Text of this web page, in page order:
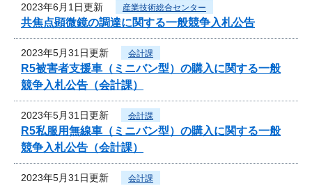
2023年6月1日更新 産業技術総合センター
共焦点顕微鏡の調達に関する一般競争入札公告
2023年5月31日更新 会計課
R5被害者支援車（ミニバン型）の購入に関する一般
競争入札公告（会計課）
2023年5月31日更新 会計課
R5私服用無線車（ミニバン型）の購入に関する一般
競争入札公告（会計課）
2023年5月31日更新 会計課